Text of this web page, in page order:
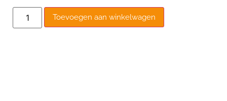
Toevoegen aan winkelwagen